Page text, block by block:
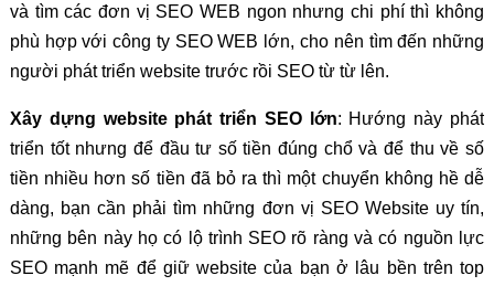
và tìm các đơn vị SEO WEB ngon nhưng chi phí thì không
phù hợp với công ty SEO WEB lớn, cho nên tìm đến những
người phát triển website trước rồi SEO từ từ lên.
Xây dựng website phát triển SEO lớn: Hướng này phát
triển tốt nhưng để đầu tư số tiền đúng chổ và để thu về số
tiền nhiều hơn số tiền đã bỏ ra thì một chuyển không hề dễ
dàng, bạn cần phải tìm những đơn vị SEO Website uy tín,
những bên này họ có lộ trình SEO rõ ràng và có nguồn lực
SEO mạnh mẽ để giữ website của bạn ở lâu bền trên top